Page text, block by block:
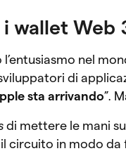
wallet Web
l’entusiasmo nel
di
sta arrivando”.
di mettere le mani
circuito in modo